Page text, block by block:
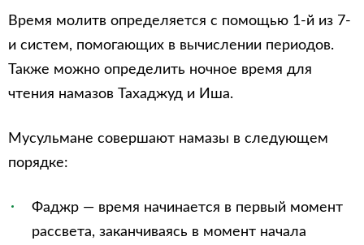
Время молитв определяется с помощью 1-й из 7-
и систем, помогающих в вычислении периодов.
Также можно определить ночное время для
чтения намазов Тахаджуд и Иша.
Мусульмане совершают намазы в следующем
порядке:
Фаджр — время начинается в первый момент
рассвета, заканчиваясь в момент начала